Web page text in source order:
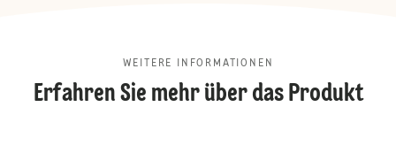
WEITERE INFORMATIONEN
Erfahren Sie mehr über das Produkt